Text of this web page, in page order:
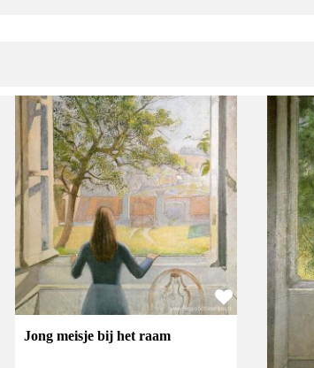
Jong meisje bij het raam